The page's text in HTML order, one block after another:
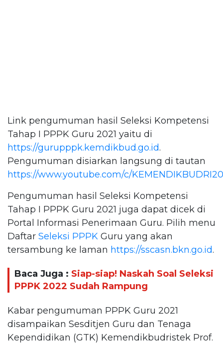
Link pengumuman hasil Seleksi Kompetensi
Tahap I PPPK Guru 2021 yaitu di
https://gurupppk.kemdikbud.go.id.
Pengumuman disiarkan langsung di tautan
https://www.youtube.com/c/
Pengumuman hasil Seleksi Kompetensi
Tahap I PPPK Guru 2021 juga dapat dicek di
Portal Informasi Penerimaan Guru. Pilih menu
Daftar Seleksi PPPK Guru yang akan
tersambung ke laman https://sscasn.bkn.go.id.
Baca Juga : Siap-siap! Naskah Soal Seleksi
PPPK 2022 Sudah Rampung
Kabar pengumuman PPPK Guru 2021
disampaikan Sesditjen Guru dan Tenaga
Kependidikan (GTK) Kemendikbudristek Prof.